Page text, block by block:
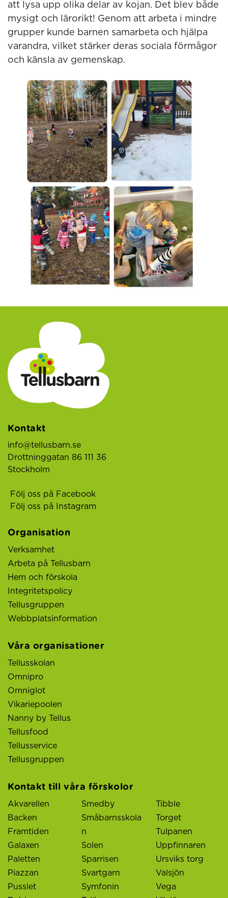
att lysa upp olika delar av kojan. Det blev både
mysigt och lärorikt! Genom att arbeta i mindre
grupper kunde barnen samarbeta och hjälpa
varandra, vilket stärker deras sociala förmågor
och känsla av gemenskap.
Kontakt
info@tellusbarn.se
Drottninggatan 86 111 36
Stockholm
Följ oss på Facebook
Följ oss på Instagram
Organisation
Verksamhet
Arbeta på Tellusbarn
Hem och förskola
Integritetspolicy
Tellusgruppen
Webbplatsinformation
Våra organisationer
Tellusskolan
Omnipro
Omniglot
Vikariepoolen
Nanny by Tellus
Tellusfood
Tellusservice
Tellusgruppen
Kontakt till våra förskolor
Akvarellen
Backen
Framtiden
Galaxen
Paletten
Piazzan
Pusslet
Smedby
Småbarnsskola
n
Solen
Sparrisen
Svartgarn
Symfonin
Tibble
Torget
Tulpanen
Uppfinnaren
Ursviks torg
Valsjön
Vega